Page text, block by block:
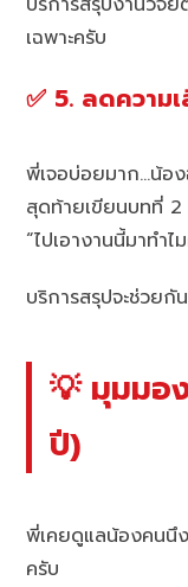
เฉพาะครับ
✅ 5. ลดความ
พี่เจอบ่อยมาก…น้อ
สุดท้ายเขียนบทที่ 2
“ไปเอางานนี้มาทำไ
บริการสรุปจะช่วย
💡 มุมมอ
ปี)
พี่เคยดูแลน้องคนนึง
ครับ